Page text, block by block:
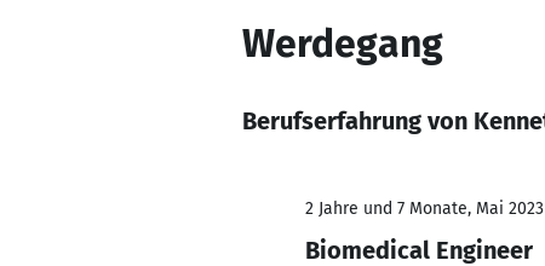
Werdegang
Berufserfahrung von
2 Jahre und 7 Monate, Mai
Biomedical Engineer